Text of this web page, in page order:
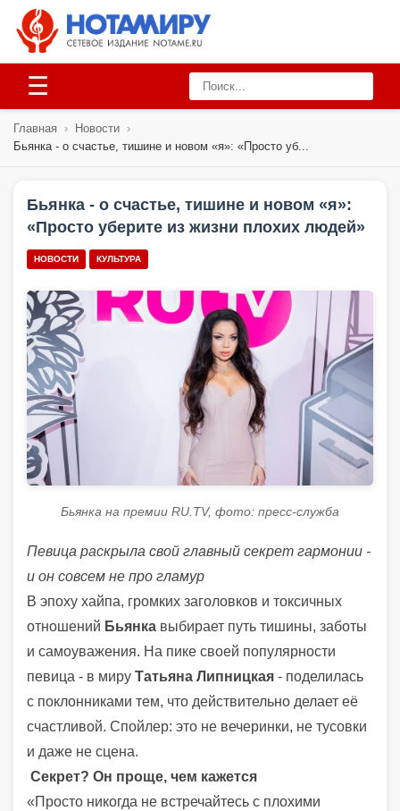
☰
Главная › Новости ›
Бьянка - о счастье, тишине и новом «я»: «Просто уб...
Бьянка - о счастье, тишине и новом «я»:
«Просто уберите из жизни плохих людей»
НОВОСТИ КУЛЬТУРА
Бьянка на премии RU.TV, фото: пресс-служба
Певица раскрыла свой главный секрет гармонии -
и он совсем не про гламур
В эпоху хайпа, громких заголовков и токсичных
отношений Бьянка выбирает путь тишины, заботы
и самоуважения. На пике своей популярности
певица - в миру Татьяна Липницкая - поделилась
с поклонниками тем, что действительно делает её
счастливой. Спойлер: это не вечеринки, не тусовки
и даже не сцена.
Секрет? Он проще, чем кажется
«Просто никогда не встречайтесь с плохими